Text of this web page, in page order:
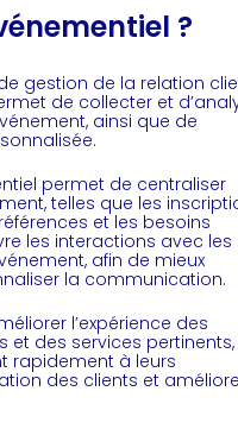
?
gestion de la relation
de collecter et
ainsi que de
permet de centraliser
telles que les
et les besoins
les interactions avec les
afin de mieux
la communication.
l’expérience des
des services pertinents,
rapidement à leurs
des clients et